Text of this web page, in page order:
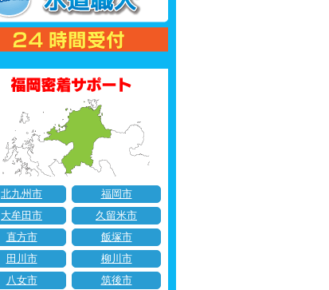
北九州市
福岡市
大牟田市
久留米市
直方市
飯塚市
田川市
柳川市
八女市
筑後市